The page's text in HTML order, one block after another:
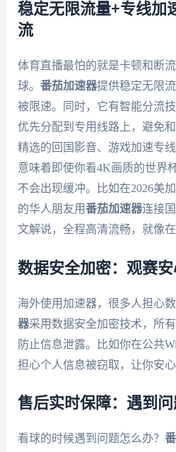
稳定无限流量+专线加
流
体育直播最怕的就是卡顿和断
球。 番茄加速器提供稳定无限
被限速。同时，它有智能分流
优先分配到专用线路上，避免
精选的回国影音、游戏加速专
意味着即使你看4K画质的世界
不会出现缓冲。比如在2026美
的华人朋友用番茄加速器连接
文解说，全程高清流畅，就像
数据安全加密：观赛
海外使用加速器，很多人担心数
器采用数据安全加密技术，所
防止信息泄露。比如你在公共
担心个人信息被窃取，让你安心
售后实时保障：遇到
看球的时候遇到问题怎么办？